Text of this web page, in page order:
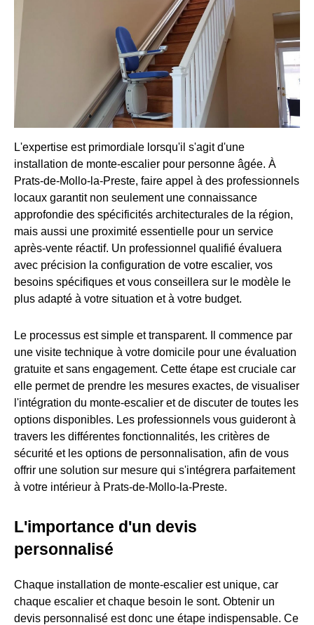
L'expertise est primordiale lorsqu'il s'agit d'une
installation de monte-escalier pour personne âgée. À
Prats-de-Mollo-la-Preste, faire appel à des professionnels
locaux garantit non seulement une connaissance
approfondie des spécificités architecturales de la région,
mais aussi une proximité essentielle pour un service
après-vente réactif. Un professionnel qualifié évaluera
avec précision la configuration de votre escalier, vos
besoins spécifiques et vous conseillera sur le modèle le
plus adapté à votre situation et à votre budget.
Le processus est simple et transparent. Il commence par
une visite technique à votre domicile pour une évaluation
gratuite et sans engagement. Cette étape est cruciale car
elle permet de prendre les mesures exactes, de visualiser
l'intégration du monte-escalier et de discuter de toutes les
options disponibles. Les professionnels vous guideront à
travers les différentes fonctionnalités, les critères de
sécurité et les options de personnalisation, afin de vous
offrir une solution sur mesure qui s'intégrera parfaitement
à votre intérieur à Prats-de-Mollo-la-Preste.
L'importance d'un devis
personnalisé
Chaque installation de monte-escalier est unique, car
chaque escalier et chaque besoin le sont. Obtenir un
devis personnalisé est donc une étape indispensable. Ce